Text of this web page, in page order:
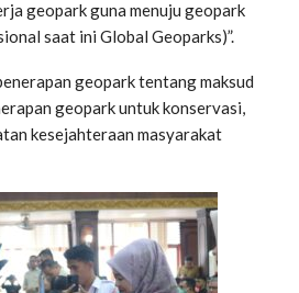
geopark guna menuju geopark
saat ini Global Geoparks)”.
geopark tentang maksud
geopark untuk konservasi,
kesejahteraan masyarakat